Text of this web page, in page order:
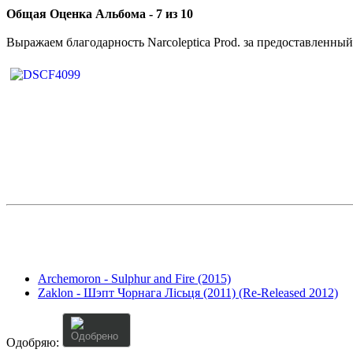
Общая Оценка Альбома - 7 из 10
Выражаем благодарность Narcoleptica Prod. за
Archemoron - Sulphur and Fire (2015)
Zaklon - Шэпт Чорнага Лiсьця (2011) (Re-Released 2012)
Одобряю: